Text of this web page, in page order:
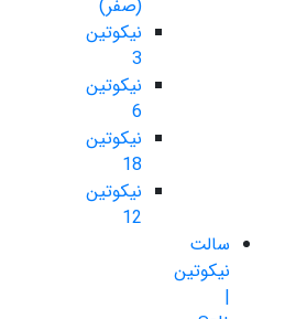
(صفر)
نیکوتین
3
نیکوتین
6
نیکوتین
18
نیکوتین
12
سالت
نیکوتین
|